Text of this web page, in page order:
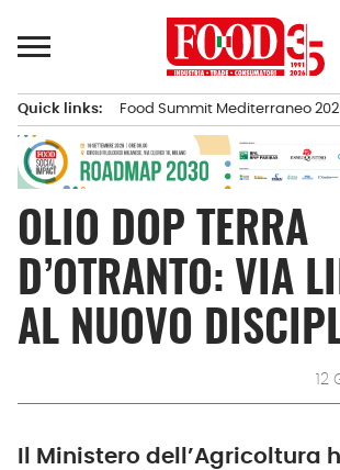
al
principale
Quick links: Food Summit Mediterraneo
OLIO DOP TERRA
D’OTRANTO: VIA
AL NUOVO
12
Il Ministero dell’Agricoltura